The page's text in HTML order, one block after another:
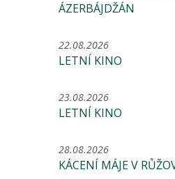
ÁZERBÁJDŽÁN
22.08.2026
LETNÍ KINO
23.08.2026
LETNÍ KINO
28.08.2026
KÁCENÍ MÁJE V